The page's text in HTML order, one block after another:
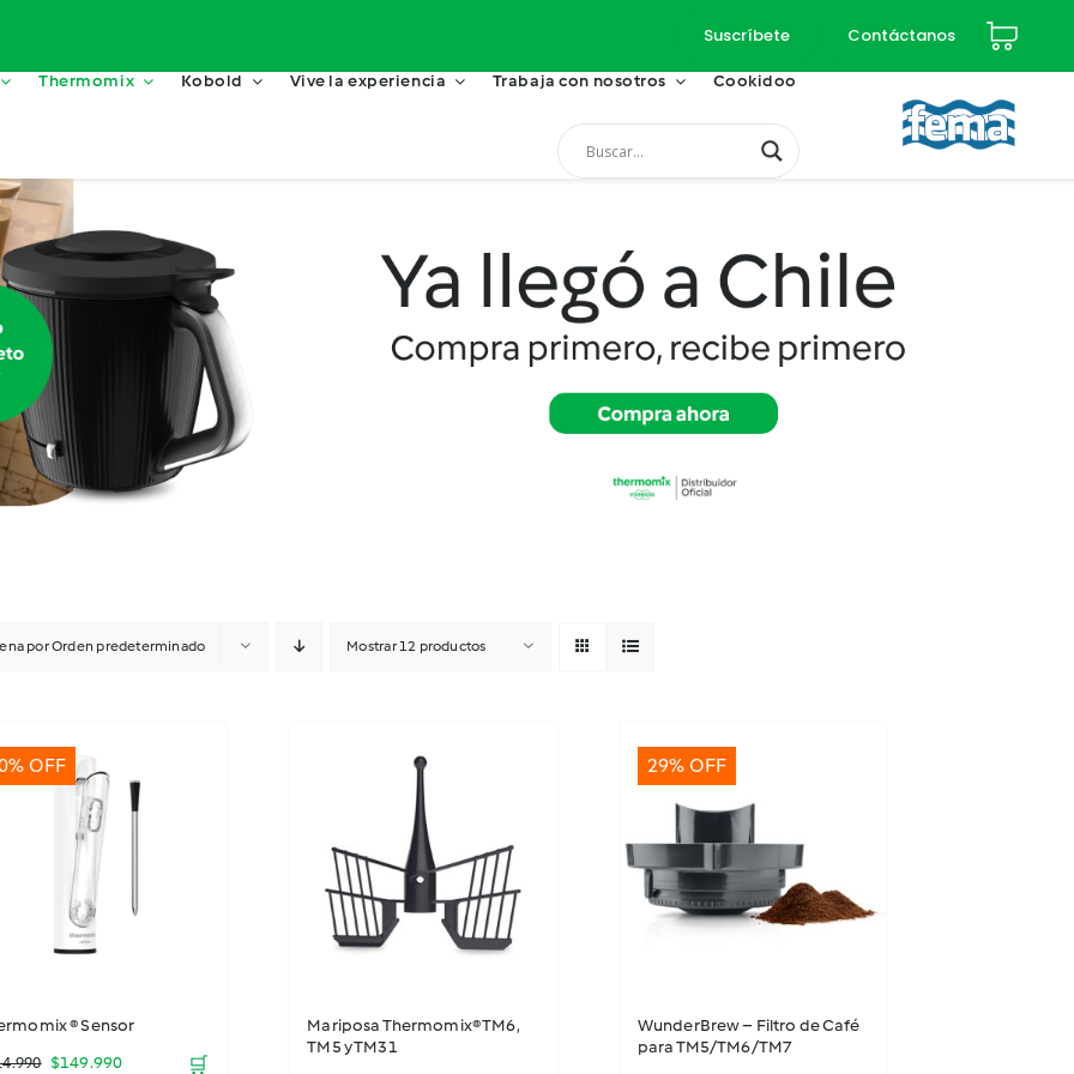
Suscríbete Contáctanos
Thermomix Kobold Vive la experiencia Trabaja con nosotros Cookidoo
porOrden predeterminado Mostrar12 productos
OFF
® Sensor
El
$149.990El 🛒
Mariposa Thermomix® TM6,
TM5 y TM31
29% OFF
WunderBrew – Filtro de Café
para TM5/TM6/TM7